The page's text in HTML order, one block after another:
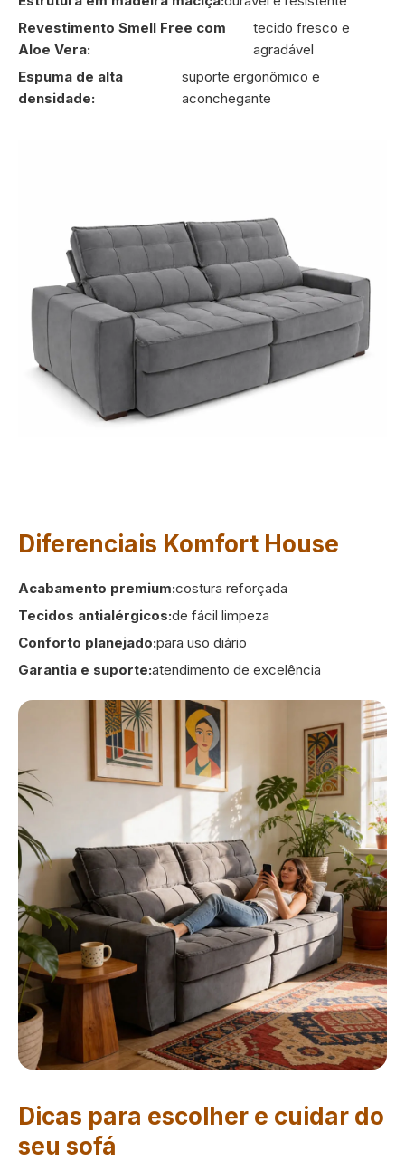
Revestimento Smell Free com
Aloe Vera:
tecido fresco e
agradável
Espuma de alta
densidade:
suporte ergonômico e
aconchegante
Diferenciais Komfort House
Acabamento premium:costura reforçada
Tecidos antialérgicos:de fácil limpeza
Conforto planejado:para uso diário
Garantia e suporte:atendimento de excelência
Dicas para escolher e cuidar do
seu sofá